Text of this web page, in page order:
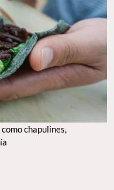
chapulines,